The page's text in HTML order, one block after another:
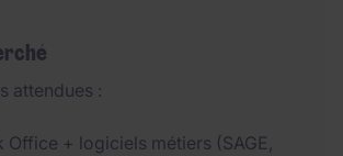
attendues :
Office + logiciels métiers (SAGE,